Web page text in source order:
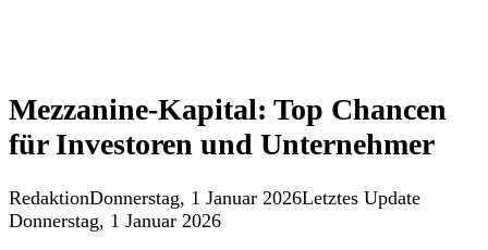
Mezzanine-Kapital: Top Chancen
für Investoren und Unternehmer
RedaktionDonnerstag, 1 Januar 2026Letztes Update
Donnerstag, 1 Januar 2026